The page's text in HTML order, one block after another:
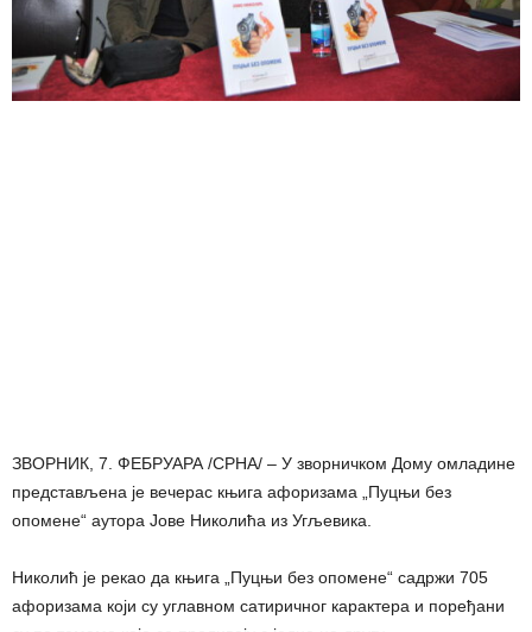
ЗВОРНИК, 7. ФЕБРУАРА /СРНА/ – У зворничком Дому омладине
представљена је вечерас књига афоризама „Пуцњи без
опомене“ аутора Јове Николића из Угљевика.
Николић је рекао да књига „Пуцњи без опомене“ садржи 705
афоризама који су углавном сатиричног карактера и поређани